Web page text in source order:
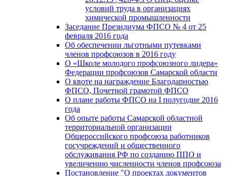
условий труда в организациях
химической промышленности
Заседание Президиума ФПСО № 4 от 25
февраля 2016 года
Об обеспечении льготными путевками
членов профсоюзов в 2016 году
О «Школе молодого профсоюзного лидера»
Федерации профсоюзов Самарской области
О квоте на награждение Благодарностью
ФПСО, Почетной грамотой ФПСО
О плане работы ФПСО на I полугодие 2016
года
Об опыте работы Самарской областной
территориальной организации
Общероссийского профсоюза работников
госучреждений и общественного
обслуживания РФ по созданию ППО и
увеличению численности членов профсоюза
Постановление "О проектах документов